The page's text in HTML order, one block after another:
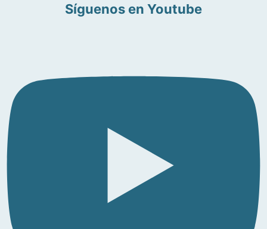
Síguenos en Youtube